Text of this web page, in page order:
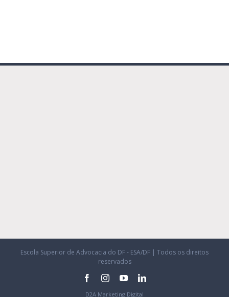
Escola Superior de Advocacia do DF - ESA/DF | Todos os direitos
reservados
facebookinstagram
youtubelinkedin
D2A Marketing Digital